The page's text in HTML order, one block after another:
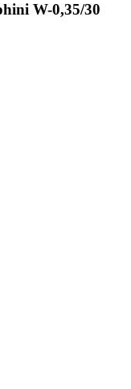
W-0,35/30